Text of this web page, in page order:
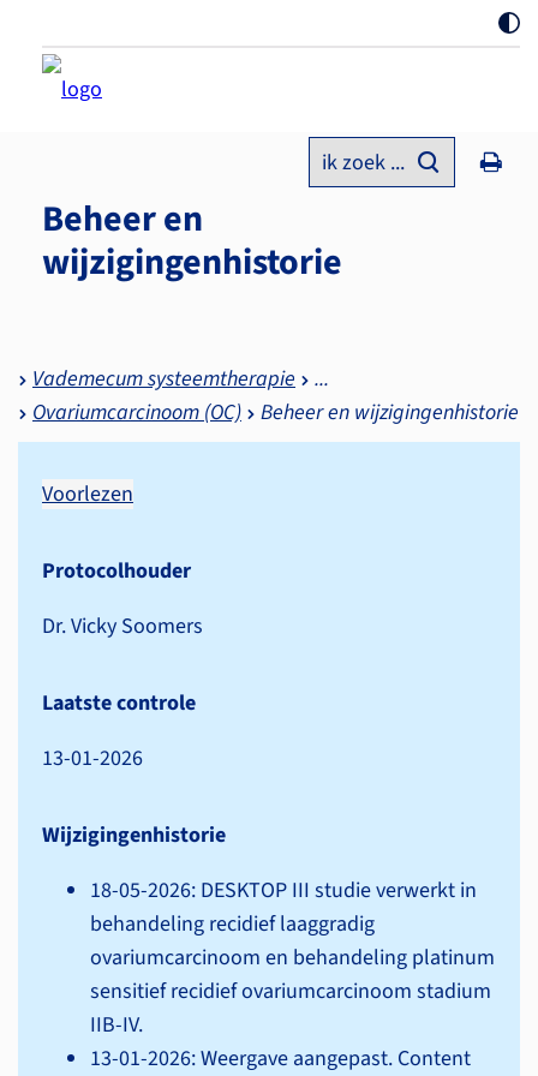
ik zoek ...
Beheer en
wijzigingenhistorie
Vademecum systeemtherapie
Ovariumcarcinoom (OC)
Beheer en wijzigingenhistorie
Voorlezen
Protocolhouder
Dr. Vicky Soomers
Laatste controle
13-01-2026
Wijzigingenhistorie
18-05-2026: DESKTOP III studie verwerkt in
behandeling recidief laaggradig
ovariumcarcinoom en behandeling platinum
sensitief recidief ovariumcarcinoom stadium
IIB-IV.
13-01-2026: Weergave aangepast. Content